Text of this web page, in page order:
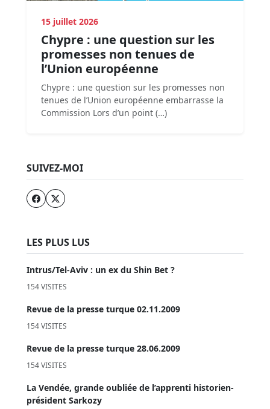
15 juillet 2026
Chypre : une question sur les
promesses non tenues de
l’Union européenne
Chypre : une question sur les promesses non
tenues de l’Union européenne embarrasse la
Commission Lors d’un point (…)
SUIVEZ-MOI
LES PLUS LUS
Intrus/Tel-Aviv : un ex du Shin Bet ?
154 VISITES
Revue de la presse turque 02.11.2009
154 VISITES
Revue de la presse turque 28.06.2009
154 VISITES
La Vendée, grande oubliée de l’apprenti historien-
président Sarkozy